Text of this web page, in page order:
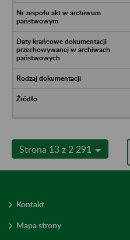
Strona 13 z 2 291
Kontakt
Mapa strony